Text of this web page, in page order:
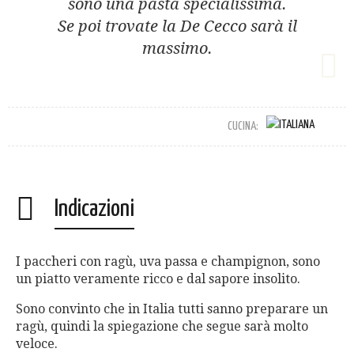
sono una pasta specialissima.
Se poi trovate la De Cecco sarà il
massimo.
CUCINA:
Indicazioni
I paccheri con ragù, uva passa e champignon, sono
un piatto veramente ricco e dal sapore insolito.
Sono convinto che in Italia tutti sanno preparare un
ragù, quindi la spiegazione che segue sarà molto
veloce.